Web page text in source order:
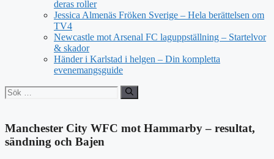
deras roller
Jessica Almenäs Fröken Sverige – Hela berättelsen om
TV4
Newcastle mot Arsenal FC laguppställning – Startelvor
& skador
Händer i Karlstad i helgen – Din kompletta
evenemangsguide
Sök
efter:
Manchester City WFC mot Hammarby – resultat,
sändning och Bajen